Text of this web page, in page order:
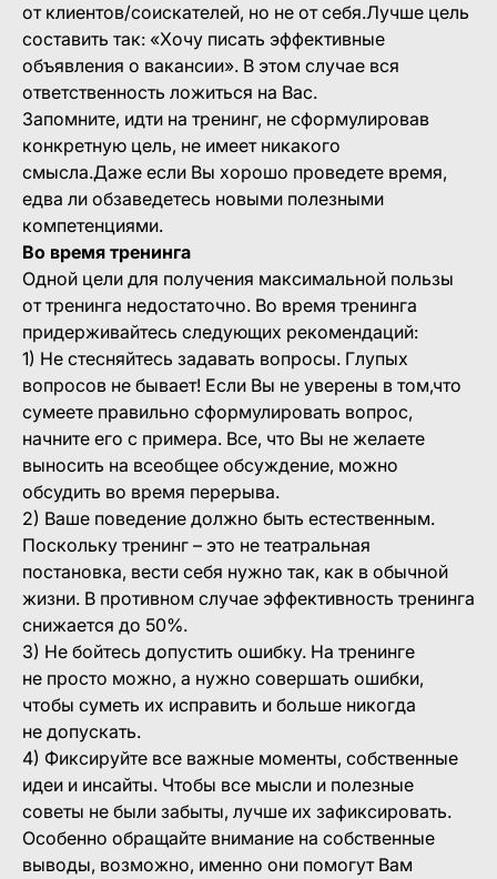
от клиентов/соискателей, но не от себя.Лучше цель
составить так: «Хочу писать эффективные
объявления о вакансии». В этом случае вся
ответственность ложиться на Вас.
Запомните, идти на тренинг, не сформулировав
конкретную цель, не имеет никакого
смысла.Даже если Вы хорошо проведете время,
едва ли обзаведетесь новыми полезными
компетенциями.
Во время тренинга
Одной цели для получения максимальной пользы
от тренинга недостаточно. Во время тренинга
придерживайтесь следующих рекомендаций:
1) Не стесняйтесь задавать вопросы. Глупых
вопросов не бывает! Если Вы не уверены в том,что
сумеете правильно сформулировать вопрос,
начните его с примера. Все, что Вы не желаете
выносить на всеобщее обсуждение, можно
обсудить во время перерыва.
2) Ваше поведение должно быть естественным.
Поскольку тренинг – это не театральная
постановка, вести себя нужно так, как в обычной
жизни. В противном случае эффективность тренинга
снижается до 50%.
3) Не бойтесь допустить ошибку. На тренинге
не просто можно, а нужно совершать ошибки,
чтобы суметь их исправить и больше никогда
не допускать.
4) Фиксируйте все важные моменты, собственные
идеи и инсайты. Чтобы все мысли и полезные
советы не были забыты, лучше их зафиксировать.
Особенно обращайте внимание на собственные
выводы, возможно, именно они помогут Вам